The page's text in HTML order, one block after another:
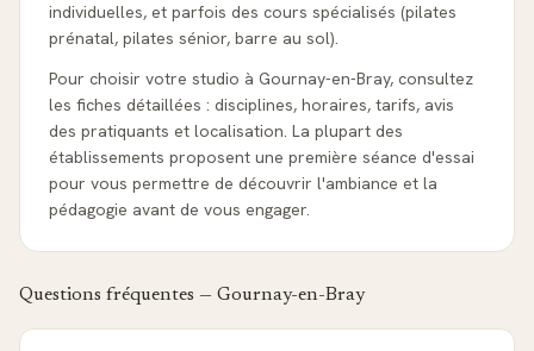
individuelles, et parfois des cours spécialisés (pilates
prénatal, pilates sénior, barre au sol).
Pour choisir votre studio à Gournay-en-Bray, consultez
les fiches détaillées : disciplines, horaires, tarifs, avis
des pratiquants et localisation. La plupart des
établissements proposent une première séance d'essai
pour vous permettre de découvrir l'ambiance et la
pédagogie avant de vous engager.
Questions fréquentes — Gournay-en-Bray